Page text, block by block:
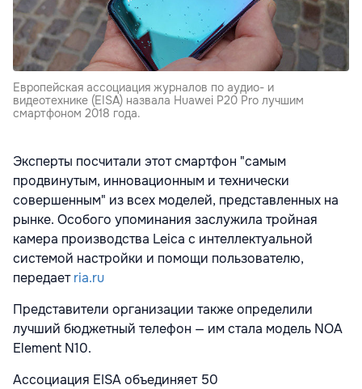
Европейская ассоциация журналов по аудио- и
видеотехнике (EISA) назвала Huawei P20 Pro лучшим
смартфоном 2018 года.
Эксперты посчитали этот смартфон "самым
продвинутым, инновационным и технически
совершенным" из всех моделей, представленных на
рынке. Особого упоминания заслужила тройная
камера производства Leica с интеллектуальной
системой настройки и помощи пользователю,
передаетria.ru
Представители организации также определили
лучший бюджетный телефон — им стала модель NOA
Element N10.
Ассоциация EISA объединяет 50